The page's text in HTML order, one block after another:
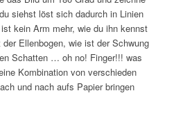
siehst löst sich dadurch in Linien
kein Arm mehr, wie du ihn kennst
der Ellenbogen, wie ist der Schwung
Schatten … oh no! Finger!!! was
Kombination von verschieden
und nach aufs Papier bringen